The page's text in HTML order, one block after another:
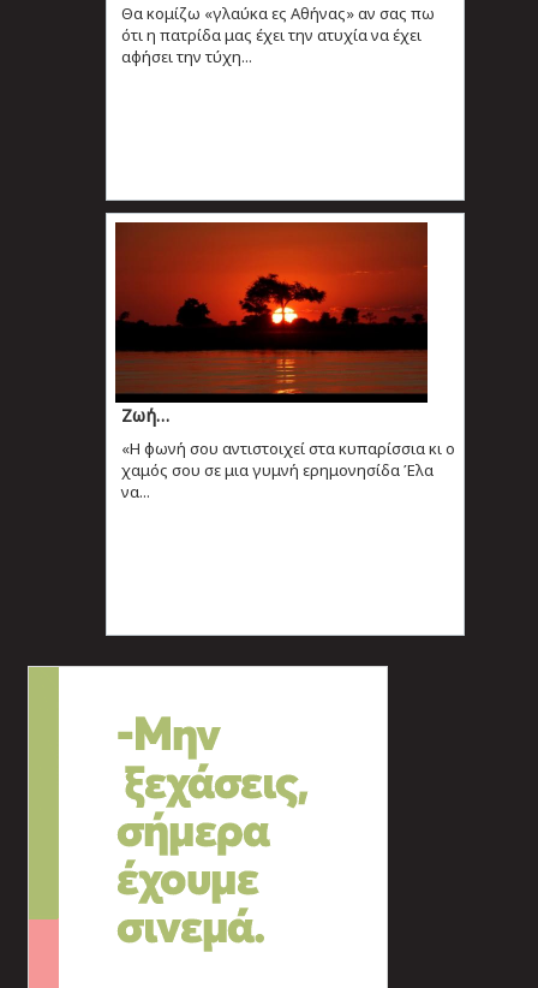
Θα κομίζω «γλαύκα ες Αθήνας» αν σας πω
ότι η πατρίδα μας έχει την ατυχία να έχει
αφήσει την τύχη...
Ζωή…
«Η φωνή σου αντιστοιχεί στα κυπαρίσσια κι ο
χαμός σου σε μια γυμνή ερημονησίδα Έλα
να...